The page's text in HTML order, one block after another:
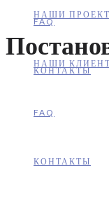
FAQ
КОНТАКТЫ
НАШИ
НАШИ
FAQ
КОНТАКТЫ